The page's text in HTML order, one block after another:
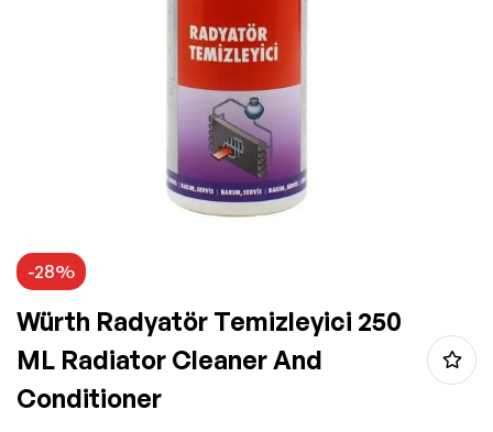
-28%
Würth Radyatör Temizleyici 250
ML Radiator Cleaner And
Conditioner